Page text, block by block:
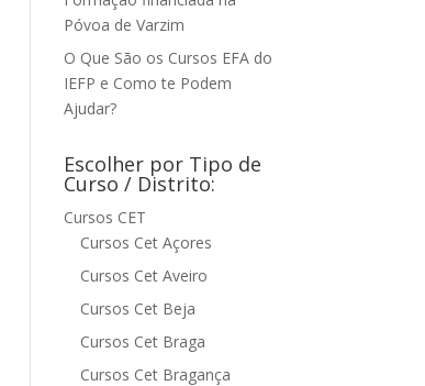
Póvoa de Varzim
O Que São os Cursos EFA do
IEFP e Como te Podem
Ajudar?
Escolher por Tipo de
Curso / Distrito:
Cursos CET
Cursos Cet Açores
Cursos Cet Aveiro
Cursos Cet Beja
Cursos Cet Braga
Cursos Cet Bragança